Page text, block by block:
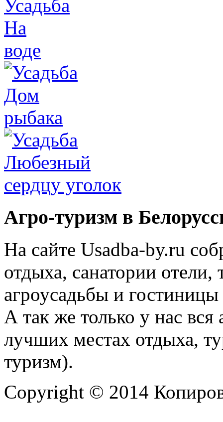
Агро-туризм в
На сайте Usadba-by.ru
отдыха, санатории
агроусадьбы и
А так же только у нас
лучших местах отдыха,
туризм).
Copyright © 2014